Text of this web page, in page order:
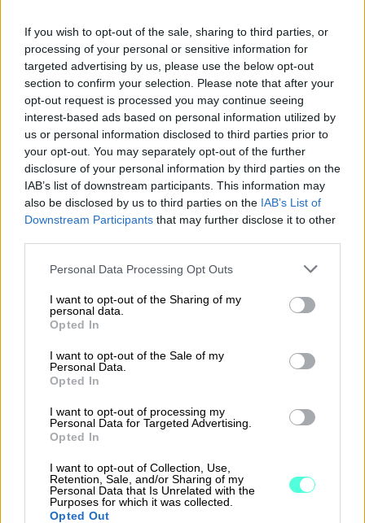
If you wish to opt-out of the sale, sharing to third parties, or
processing of your personal or sensitive information for
targeted advertising by us, please use the below opt-out
section to confirm your selection. Please note that after your
opt-out request is processed you may continue seeing
interest-based ads based on personal information utilized by
us or personal information disclosed to third parties prior to
your opt-out. You may separately opt-out of the further
disclosure of your personal information by third parties on the
IAB’s list of downstream participants. This information may
also be disclosed by us to third parties on the IAB’s List of
Downstream Participants that may further disclose it to other
Please note that this website/app uses one or more Google
not limited to your visit or usage behaviour. You may click to
grant or deny consent to Google and its third-party tags to
use your data for below specified purposes in below Google
consent section.
Personal Data Processing Opt Outs
I want to opt-out of the Sharing of my
personal data.
Opted In
I want to opt-out of the Sale of my
Personal Data.
Opted In
I want to opt-out of processing my
Personal Data for Targeted Advertising.
Opted In
I want to opt-out of Collection, Use,
Retention, Sale, and/or Sharing of my
Personal Data that Is Unrelated with the
Purposes for which it was collected.
Opted Out
työkalu. Kevyt kustannusrakenne ja helppo
käyttöönotto tekevät siitä houkuttelevan myös
pienemmille yrityksille.
“Alussa asiakkailla on luonnollisesti
kysymyksiä siitä, miten palvelu toimii omassa
yrityksessä, mutta käyttöönotto on ollut
helppoa ja kaikki ovat olleet todella
tyytyväisiä. Maksuvahti ei ole kustannuksena
raskas eikä lisää työtä Procountorissa. Se on
iso valtti”, Susanna toteaa.
kirjanpitäjä voi hoitaa teknisen puolen asiakkaan
puolesta.
“Olen tehnyt palvelun avauksen kirjanpitäjän
roolissa, ja yrityksen puolelta tarvitaan vain
mennyt joka kerta tosi sujuvasti”, Susanna
kuvailee.